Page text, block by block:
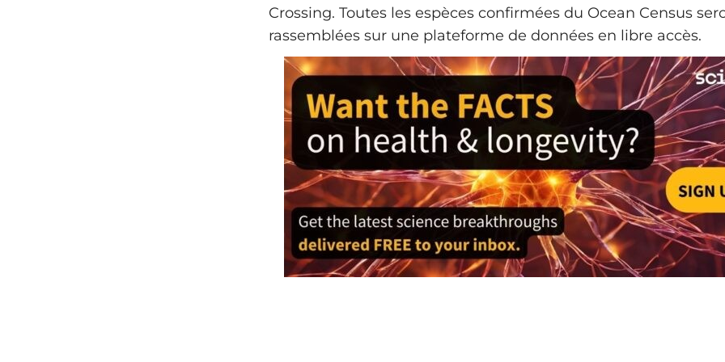
Crossing. Toutes les espèces confirmées du Ocean Census
rassemblées sur une plateforme de données en libre accès.